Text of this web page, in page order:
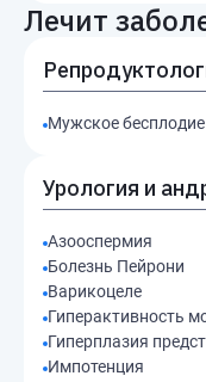
Лечит
Мужское бесплодие
Урология и
Азооспермия
Болезнь Пейрони
Варикоцеле
Гиперактивность
Гиперплазия
Импотенция